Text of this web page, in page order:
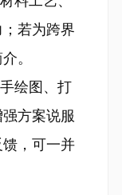
若为跨界
。
绘图、打
方案说服
，可一并